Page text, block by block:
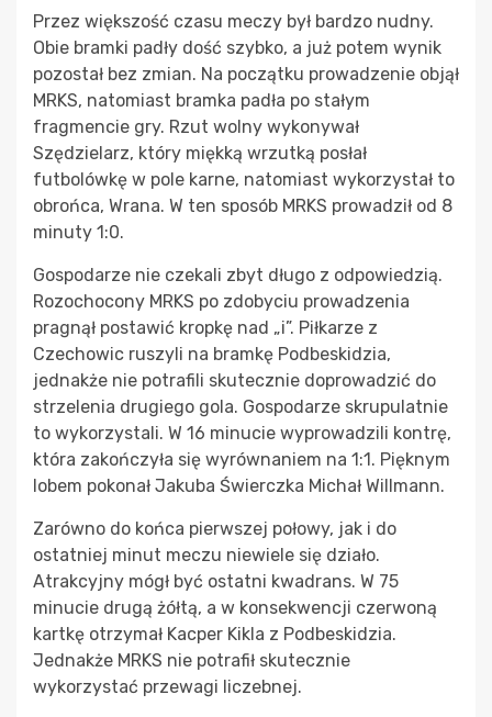
Przez większość czasu meczy był bardzo nudny.
Obie bramki padły dość szybko, a już potem wynik
pozostał bez zmian. Na początku prowadzenie objął
MRKS, natomiast bramka padła po stałym
fragmencie gry. Rzut wolny wykonywał
Szędzielarz, który miękką wrzutką posłał
futbolówkę w pole karne, natomiast wykorzystał to
obrońca, Wrana. W ten sposób MRKS prowadził od 8
minuty 1:0.
Gospodarze nie czekali zbyt długo z odpowiedzią.
Rozochocony MRKS po zdobyciu prowadzenia
pragnął postawić kropkę nad „i”. Piłkarze z
Czechowic ruszyli na bramkę Podbeskidzia,
jednakże nie potrafili skutecznie doprowadzić do
strzelenia drugiego gola. Gospodarze skrupulatnie
to wykorzystali. W 16 minucie wyprowadzili kontrę,
która zakończyła się wyrównaniem na 1:1. Pięknym
lobem pokonał Jakuba Świerczka Michał Willmann.
Zarówno do końca pierwszej połowy, jak i do
ostatniej minut meczu niewiele się działo.
Atrakcyjny mógł być ostatni kwadrans. W 75
minucie drugą żółtą, a w konsekwencji czerwoną
kartkę otrzymał Kacper Kikla z Podbeskidzia.
Jednakże MRKS nie potrafił skutecznie
wykorzystać przewagi liczebnej.